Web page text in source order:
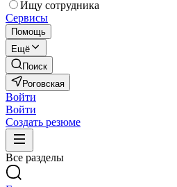
Ищу сотрудника
Сервисы
Помощь
Ещё
Поиск
Роговская
Войти
Войти
Создать резюме
Все разделы